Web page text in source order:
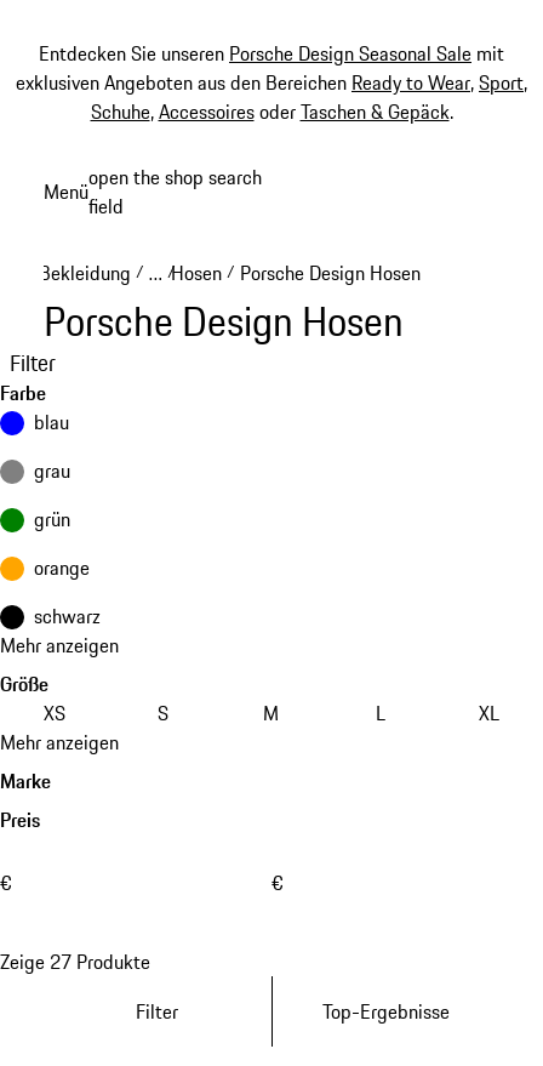
Entdecken Sie unseren Porsche Design Seasonal Sale mit
exklusiven Angeboten aus den Bereichen Ready to Wear,Sport,
Schuhe,AccessoiresoderTaschen & Gepäck.
Hauptinhalt
Menüopen the shop search
field
Bekleidung / …
Reveal collapsed breadcrumb items
/Hosen / Porsche Design Hosen
Porsche Design Hosen
Filter
Farbe
blau
grau
grün
orange
schwarz
Mehr anzeigen
Größe
XS
S M L
XL
Mehr anzeigen
Marke
Preis
€ €
Zeige 27 Produkte
Filter
Top-Ergebnisse